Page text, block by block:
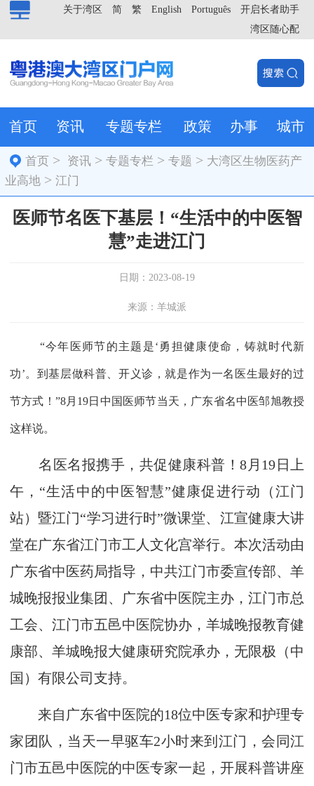
开启长者助手
Português
English
繁
简
关于湾区
湾区随心配
首页 资讯 专题专栏 政策 办事 城市
首页 > 资讯 >专题专栏 >专题 > 大湾区生物医药产
业高地 > 江门
医师节名医下基层！“生活中的中医智
慧”走进江门
日期：2023-08-19
来源：羊城派
“今年医师节的主题是‘勇担健康使命，铸就时代新
功’。到基层做科普、开义诊，就是作为一名医生最好的过
节方式！”8月19日中国医师节当天，广东省名中医邹旭教授
这样说。
名医名报携手，共促健康科普！8月19日上
午，“生活中的中医智慧”健康促进行动（江门
站）暨江门“学习进行时”微课堂、江宣健康大讲
堂在广东省江门市工人文化宫举行。本次活动由
广东省中医药局指导，中共江门市委宣传部、羊
城晚报报业集团、广东省中医院主办，江门市总
工会、江门市五邑中医院协办，羊城晚报教育健
康部、羊城晚报大健康研究院承办，无限极（中
国）有限公司支持。
来自广东省中医院的18位中医专家和护理专
家团队，当天一早驱车2小时来到江门，会同江
门市五邑中医院的中医专家一起，开展科普讲座